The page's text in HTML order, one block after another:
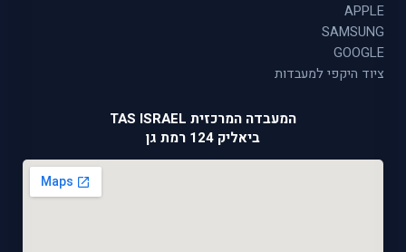
APPLE
SAMSUNG
GOOGLE
ציוד היקפי למעבדות
המעבדה המרכזית TAS ISRAEL
ביאליק 124 רמת גן